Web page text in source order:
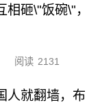
相砸\"饭碗\"，
阅读 2131
人就翻墙，布